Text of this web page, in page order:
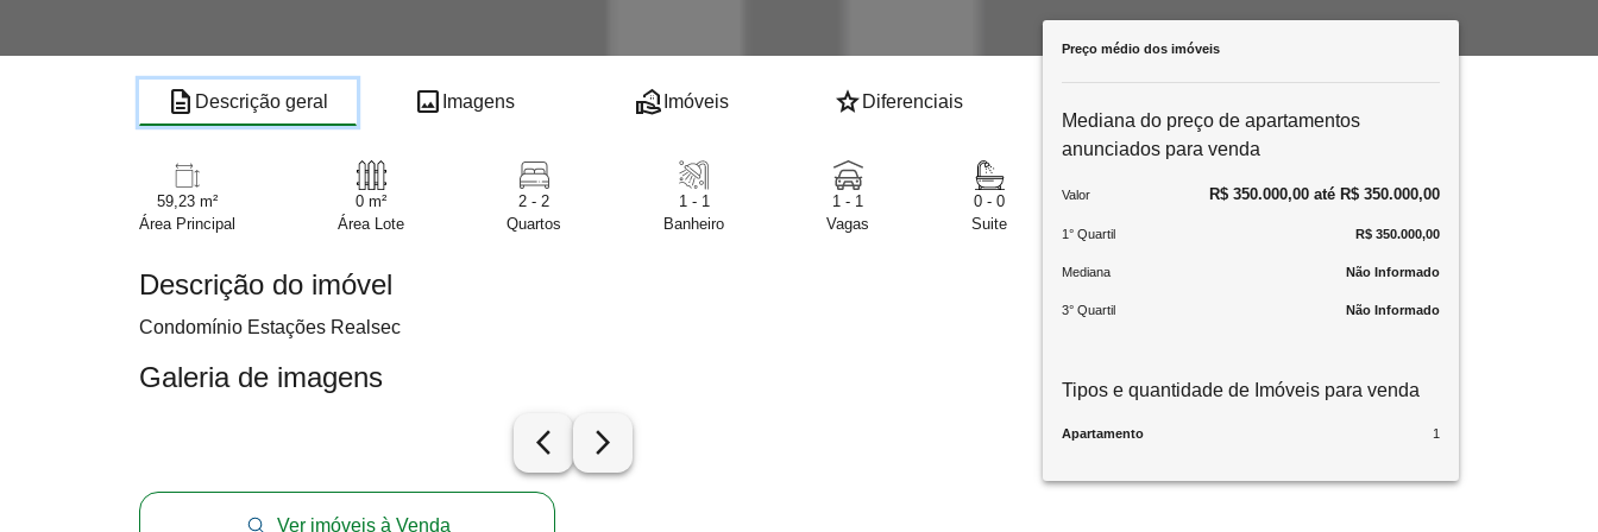
description Descrição geral image Imagens real_estate_agent Imóveis star Diferenciais
59,23 m²
Área Principal
0 m²
Área Lote
2 - 2
Quartos
1 - 1
Banheiro
1 - 1
Vagas
0 - 0
Suite
Descrição do imóvel
Condomínio Estações Realsec
Galeria de imagens
arrow_back_ios_new arrow_forward_ios
Ver imóveis à Venda
Preço médio dos imóveis
Mediana do preço de apartamentos
anunciados para venda
Valor R$ 350.000,00 até R$ 350.000,00
1° Quartil R$ 350.000,00
Mediana Não Informado
3° Quartil Não Informado
Tipos e quantidade de Imóveis para venda
Apartamento 1